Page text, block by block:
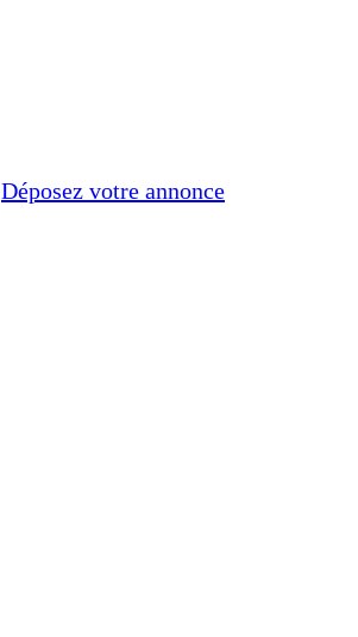
Déposez votre annonce